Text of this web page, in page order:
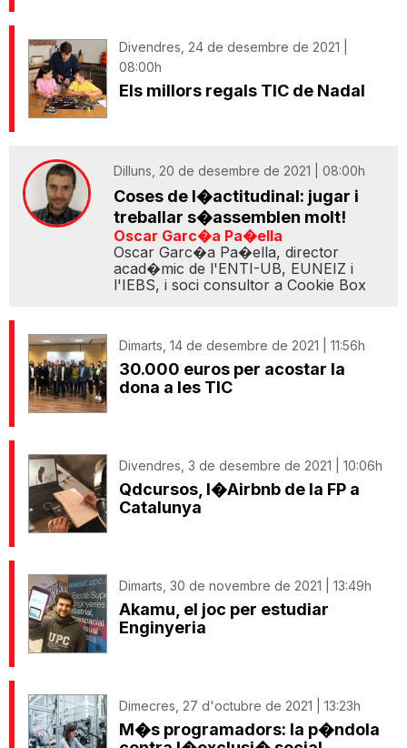
Divendres, 24 de desembre de 2021 |
08:00h
Els millors regals TIC de Nadal
Dilluns, 20 de desembre de 2021 | 08:00h
Coses de l�actitudinal: jugar i
treballar s�assemblen molt!
Oscar Garc�a Pa�ella
Oscar Garc�a Pa�ella, director
acad�mic de l'ENTI-UB, EUNEIZ i
l'IEBS, i soci consultor a Cookie Box
Dimarts, 14 de desembre de 2021 | 11:56h
30.000 euros per acostar la
dona a les TIC
Divendres, 3 de desembre de 2021 | 10:06h
Qdcursos, l�Airbnb de la FP a
Catalunya
Dimarts, 30 de novembre de 2021 | 13:49h
Akamu, el joc per estudiar
Enginyeria
Dimecres, 27 d'octubre de 2021 | 13:23h
M�s programadors: la p�ndola